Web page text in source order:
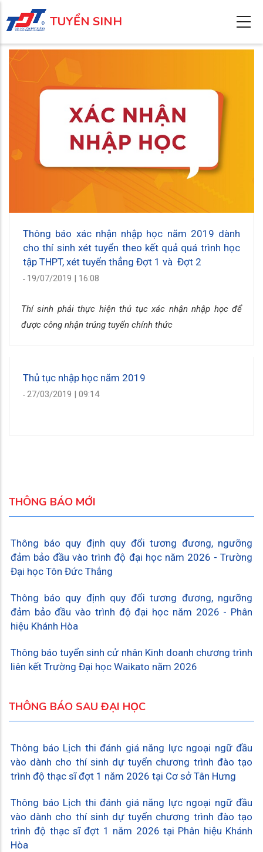
đến
nội
dung
TUYỂN SINH
Thông báo xác nhận nhập học năm 2019 dành
cho thí sinh xét tuyển theo kết quả quá trình học
tập THPT, xét tuyển thẳng Đợt 1 và Đợt 2
- 19/07/2019 | 16:08
Thí sinh phải thực hiện thủ tục xác nhận nhập học để
được công nhận trúng tuyển chính thức
Thủ tục nhập học năm 2019
- 27/03/2019 | 09:14
THÔNG BÁO MỚI
Thông báo quy định quy đổi tương đương, ngưỡng
đảm bảo đầu vào trình độ đại học năm 2026 - Trường
Đại học Tôn Đức Thắng
Thông báo quy định quy đổi tương đương, ngưỡng
đảm bảo đầu vào trình độ đại học năm 2026 - Phân
hiệu Khánh Hòa
Thông báo tuyển sinh cử nhân Kinh doanh chương trình
liên kết Trường Đại học Waikato năm 2026
THÔNG BÁO SAU ĐẠI HỌC
Thông báo Lịch thi đánh giá năng lực ngoại ngữ đầu
vào dành cho thí sinh dự tuyển chương trình đào tạo
trình độ thạc sĩ đợt 1 năm 2026 tại Cơ sở Tân Hưng
Thông báo Lịch thi đánh giá năng lực ngoại ngữ đầu
vào dành cho thí sinh dự tuyển chương trình đào tạo
trình độ thạc sĩ đợt 1 năm 2026 tại Phân hiệu Khánh
Hòa